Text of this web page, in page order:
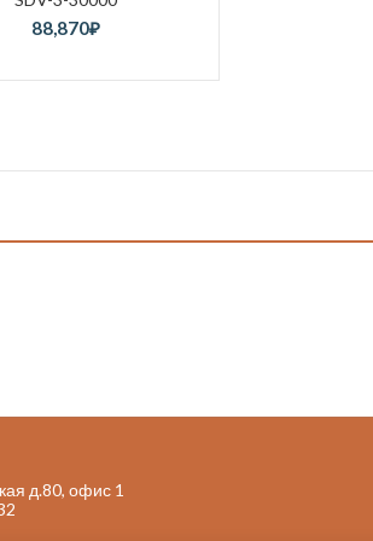
88,870₽
140
330
д.80, офис 1